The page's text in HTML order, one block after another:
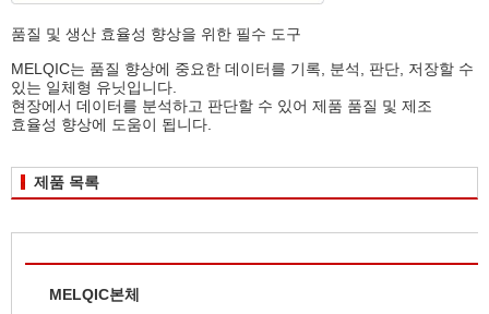
품질 및 생산 효율성 향상을 위한 필수 도구
MELQIC는 품질 향상에 중요한 데이터를 기록, 분석, 판단, 저장할 수
있는 일체형 유닛입니다.
현장에서 데이터를 분석하고 판단할 수 있어 제품 품질 및 제조
효율성 향상에 도움이 됩니다.
제품 목록
MELQIC본체